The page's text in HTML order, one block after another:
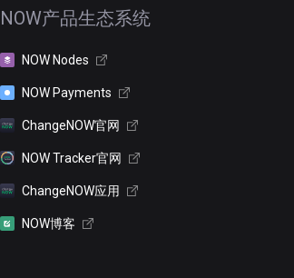
NOW产品生态系统
NOW Nodes
NOW Payments
ChangeNOW官网
NOW Tracker官网
ChangeNOW应用
NOW博客